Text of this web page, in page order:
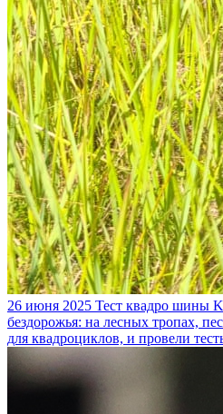
26 июня 2025 Тест квадро шины
бездорожья: на лесных тропах,
для квадроциклов, и провели